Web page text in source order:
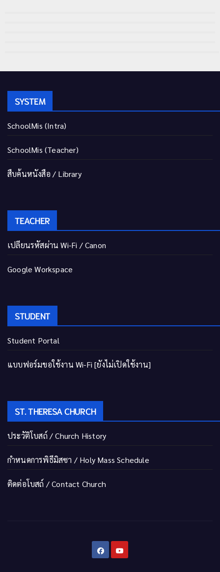
SYSTEM
SchoolMis (Intra)
SchoolMis (Teacher)
สืบค้นหนังสือ / Library
TEACHER
เปลี่ยนรหัสผ่าน Wi-Fi / Canon
Google Workspace
STUDENT
Student Portal
แบบฟอร์มขอใช้งาน Wi-Fi [ยังไม่เปิดใช้งาน]
ST. THERESA CHURCH
ประวัติโบสถ์ / Church History
กำหนดการพิธีมิสซา / Holy Mass Schedule
ติดต่อโบสถ์ / Contact Church